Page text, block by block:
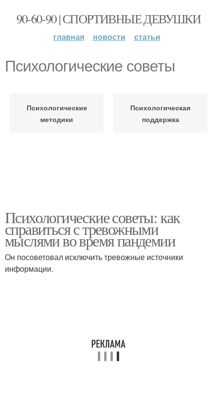
90-60-90 | СПОРТИВНЫЕ ДЕВУШКИ
главная новости статьи
Психологические советы
Психологические
методики
Психологическая
поддержка
Психологические советы: как
справиться с тревожными
мыслями во время пандемии
Он посоветовал исключить тревожные источники
информации.